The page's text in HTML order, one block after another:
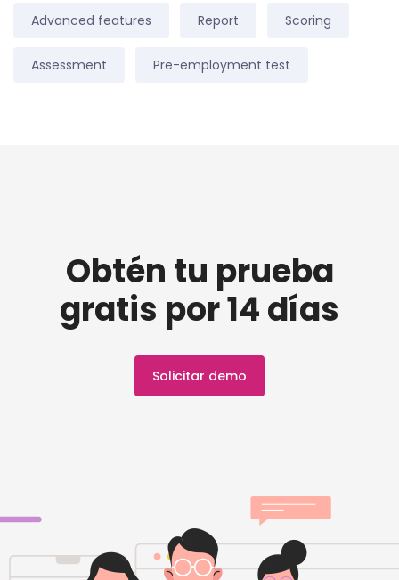
Advanced features Report Scoring
Assessment Pre-employment test
Obtén tu prueba
gratis por 14 días
Solicitar demo